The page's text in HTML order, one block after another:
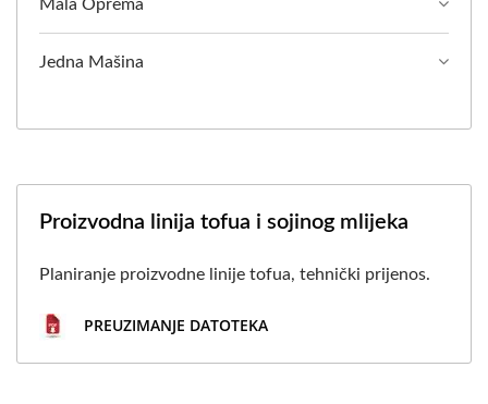
NAJVIŠIM PRIORITETOM
NA SIGURNOSTI
Mala Oprema
Jedna Mašina
Proizvodna linija tofua i sojinog mlijeka
Planiranje proizvodne linije tofua, tehnički prijenos.
PREUZIMANJE DATOTEKA